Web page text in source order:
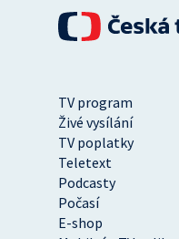
TV program
Živé vysílání
TV poplatky
Teletext
Podcasty
Počasí
E-shop